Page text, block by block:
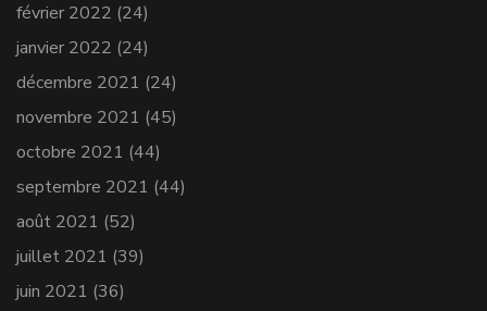
février 2022 (24)
janvier 2022 (24)
décembre 2021 (24)
novembre 2021 (45)
octobre 2021 (44)
septembre 2021 (44)
août 2021 (52)
juillet 2021 (39)
juin 2021 (36)